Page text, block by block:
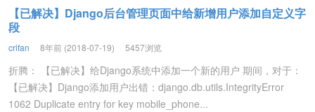
【已解决】Django后台管理页面中给新增用户添加自定义字
段
crifan 8年前 (2018-07-19) 5457浏览
折腾： 【已解决】给Django系统中添加一个新的用户 期间，对于：
【已解决】Django添加用户出错：django.db.utils.IntegrityError
1062 Duplicate entry for key mobile_phone...